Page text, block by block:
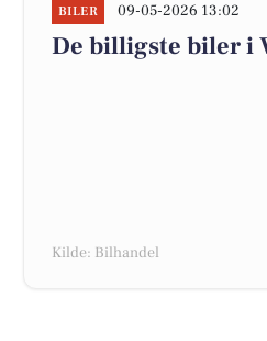
BILER 09-05-2026 13:02
De billigste biler i
Kilde: Bilhandel